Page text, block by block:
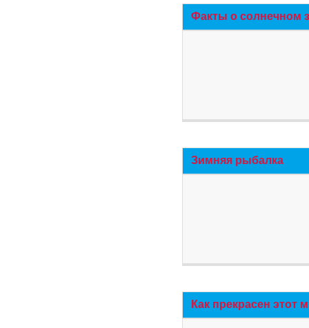
Факты о солнечном
Зимняя рыбалка
Как прекрасен этот